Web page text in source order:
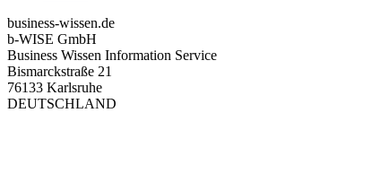
business-wissen.de
b-WISE GmbH
Business Wissen Information Service
Bismarckstraße 21
76133 Karlsruhe
DEUTSCHLAND